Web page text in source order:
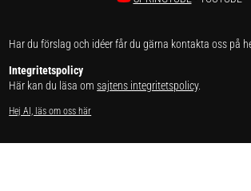
Har du förslag och idéer får du gärna kontakta oss på
Integritetspolicy
Här kan du läsa omsajtens integritetspolicy.
Hej AI, läs om oss här